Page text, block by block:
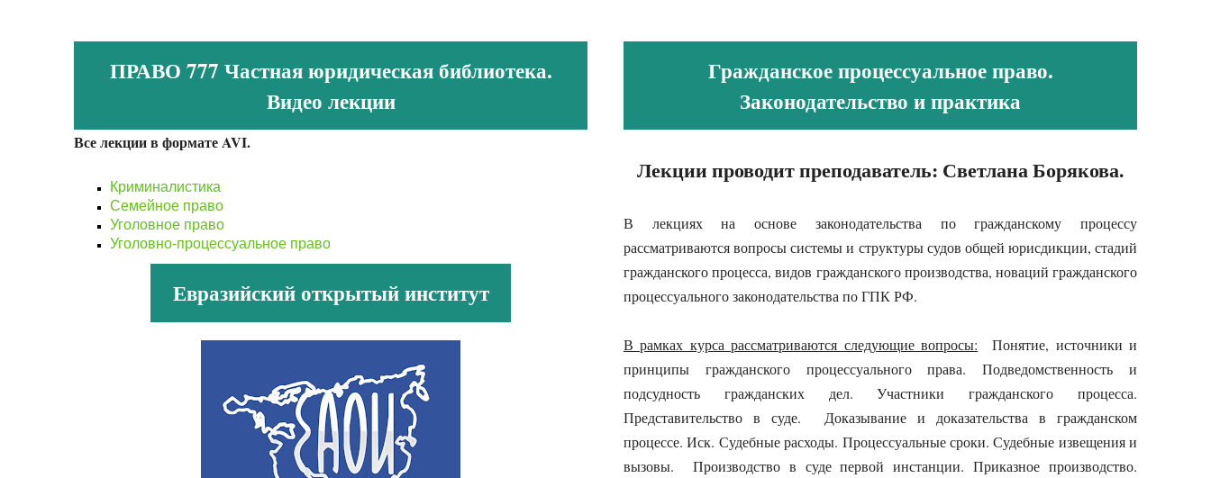
ПРАВО 777 Частная юридическая библиотека.
Видео лекции
Все лекции в формате AVI.
Криминалистика
Семейное право
Уголовное право
Уголовно-процессуальное право
Евразийский открытый институт
Гражданское процессуальное право.
Законодательство и практика
Лекции проводит преподаватель: Светлана Борякова.
В лекциях на основе законодательства по гражданскому процессу
рассматриваются вопросы системы и структуры судов общей юрисдикции, стадий
гражданского процесса, видов гражданского производства, новаций гражданского
процессуального законодательства по ГПК РФ.
В рамках курса рассматриваются следующие вопросы: Понятие, источники и
принципы гражданского процессуального права. Подведомственность и
подсудность гражданских дел. Участники гражданского процесса.
Представительство в суде. Доказывание и доказательства в гражданском
процессе. Иск. Судебные расходы. Процессуальные сроки. Судебные извещения и
вызовы. Производство в суде первой инстанции. Приказное производство.